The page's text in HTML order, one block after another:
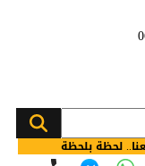
لحظة بلحظة